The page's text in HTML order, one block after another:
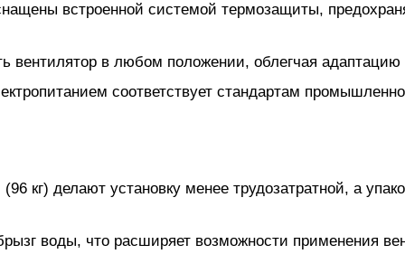
встроенной системой термозащиты,
вентилятор в любом положении, облегчая
соответствует стандартам
кг) делают установку менее трудозатратной, а
воды, что расширяет возможности применения